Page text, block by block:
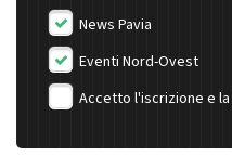
News Pavia
Eventi Nord-Ovest
Accetto l'iscrizione e la